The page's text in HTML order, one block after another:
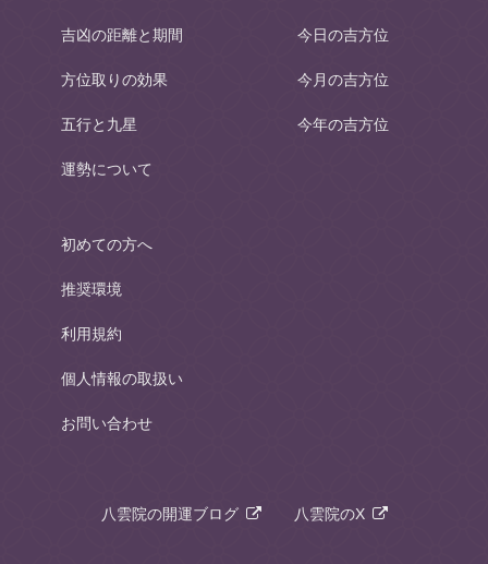
吉凶の距離と期間
方位取りの効果
五行と九星
運勢について
今日の吉方位
今月の吉方位
今年の吉方位
初めての方へ
推奨環境
利用規約
個人情報の取扱い
お問い合わせ
八雲院の開運ブログ 八雲院のX